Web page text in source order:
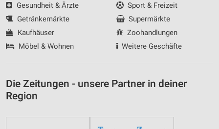
Gesundheit & Ärzte
Getränkemärkte
Kaufhäuser
Möbel & Wohnen
Sport & Freizeit
Supermärkte
Zoohandlungen
Weitere Geschäfte
Die Zeitungen - unsere Partner in deiner
Region